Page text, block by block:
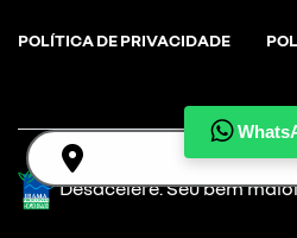
POLÍTICA DE PRIVACIDADE
Desacelere. Seu bem